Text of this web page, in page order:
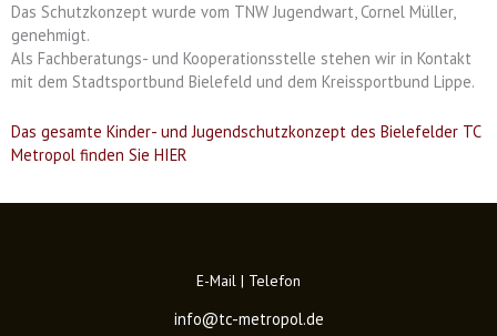
Das Schutzkonzept wurde vom TNW Jugendwart, Cornel Müller,
genehmigt.
Als Fachberatungs- und Kooperationsstelle stehen wir in Kontakt
mit dem Stadtsportbund Bielefeld und dem Kreissportbund Lippe.
Das gesamte Kinder- und Jugendschutzkonzept des Bielefelder TC
Metropol finden Sie HIER
E-Mail | Telefon
info@tc-metropol.de